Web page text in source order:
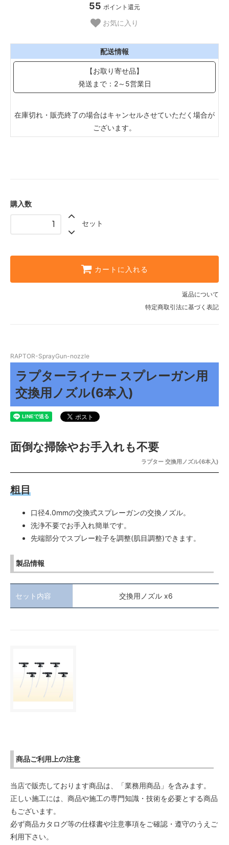
55 ポイント還元
お気に入り
配送情報
【お取り寄せ品】
発送まで：2～5営業日
在庫切れ・販売終了の場合はキャンセルさせていただく場合が
ございます。
購入数
セット
カートに入れる
返品について
特定商取引法に基づく表記
RAPTOR-SprayGun-nozzle
ラプターライナー スプレーガン用
交換用ノズル(6本入)
面倒な掃除やお手入れも不要
ラプター 交換用ノズル(6本入)
粗目
口径4.0mmの交換式スプレーガンの交換ノズル。
洗浄不要でお手入れ簡単です。
先端部分でスプレー粒子を調整(肌目調整)できます。
製品情報
セット内容 交換用ノズル x6
商品ご利用上の注意
当店で販売しております商品は、「業務用商品」を含みます。
正しい施工には、商品や施工の専門知識・技術を必要とする商品
もございます。
必ず商品カタログ等の仕様書や注意事項をご確認・遵守のうえご
利用下さい。